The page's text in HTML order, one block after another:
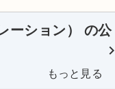
ーション） の公
もっと見る
keyboard_arrow_right